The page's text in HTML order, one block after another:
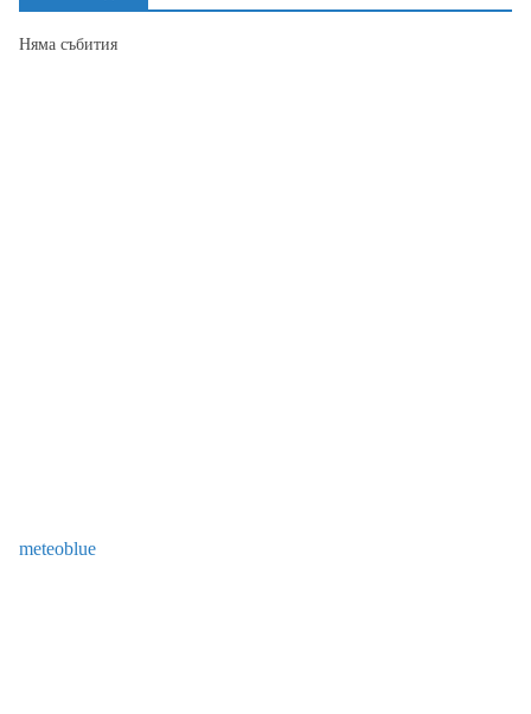
Няма събития
meteoblue